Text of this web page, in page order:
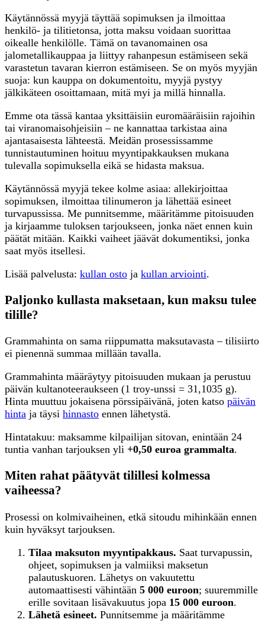
Käytännössä myyjä täyttää sopimuksen ja ilmoittaa
henkilö- ja tilitietonsa, jotta maksu voidaan suorittaa
oikealle henkilölle. Tämä on tavanomainen osa
jalometallikauppaa ja liittyy rahanpesun estämiseen sekä
varastetun tavaran kierron estämiseen. Se on myös myyjän
suoja: kun kauppa on dokumentoitu, myyjä pystyy
jälkikäteen osoittamaan, mitä myi ja millä hinnalla.
Emme ota tässä kantaa yksittäisiin euromääräisiin rajoihin
tai viranomaisohjeisiin – ne kannattaa tarkistaa aina
ajantasaisesta lähteestä. Meidän prosessissamme
tunnistautuminen hoituu myyntipakkauksen mukana
tulevalla sopimuksella eikä se hidasta maksua.
Käytännössä myyjä tekee kolme asiaa: allekirjoittaa
sopimuksen, ilmoittaa tilinumeron ja lähettää esineet
turvapussissa. Me punnitsemme, määritämme pitoisuuden
ja kirjaamme tuloksen tarjoukseen, jonka näet ennen kuin
päätät mitään. Kaikki vaiheet jäävät dokumentiksi, jonka
saat myös itsellesi.
Lisää palvelusta: kullan osto ja kullan arviointi.
Paljonko kullasta maksetaan, kun maksu tulee
tilille?
Grammahinta on sama riippumatta maksutavasta – tilisiirto
ei pienennä summaa millään tavalla.
Grammahinta määräytyy pitoisuuden mukaan ja perustuu
päivän kultanoteeraukseen (1 troy-unssi = 31,1035 g).
Hinta muuttuu jokaisena pörssipäivänä, joten katso päivän
hinta ja täysi hinnasto ennen lähetystä.
Hintatakuu: maksamme kilpailijan sitovan, enintään 24
tuntia vanhan tarjouksen yli +0,50 euroa grammalta.
Miten rahat päätyvät tilillesi kolmessa
vaiheessa?
Prosessi on kolmivaiheinen, etkä sitoudu mihinkään ennen
kuin hyväksyt tarjouksen.
Tilaa maksuton myyntipakkaus. Saat turvapussin,
ohjeet, sopimuksen ja valmiiksi maksetun
palautuskuoren. Lähetys on vakuutettu
automaattisesti vähintään 5 000 euroon; suuremmille
erille sovitaan lisävakuutus jopa 15 000 euroon.
Lähetä esineet. Punnitsemme ja määritämme